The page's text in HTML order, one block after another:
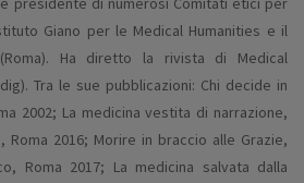
Giano per le Medical Humanities e il
Ha diretto la rivista di Medical
Tra le sue pubblicazioni: Chi decide in
2002; La medicina vestita di narrazione,
Roma 2016; Morire in braccio alle Grazie,
Roma 2017; La medicina salvata dalla